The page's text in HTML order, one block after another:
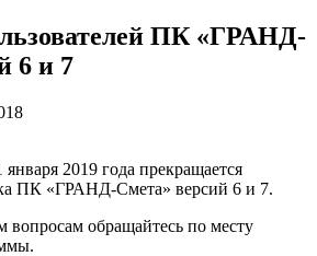
ПК «ГРАНД-
6 и 7
2019 года прекращается
ПК «ГРАНД-Смета» версий 6 и 7.
обращайтесь по месту